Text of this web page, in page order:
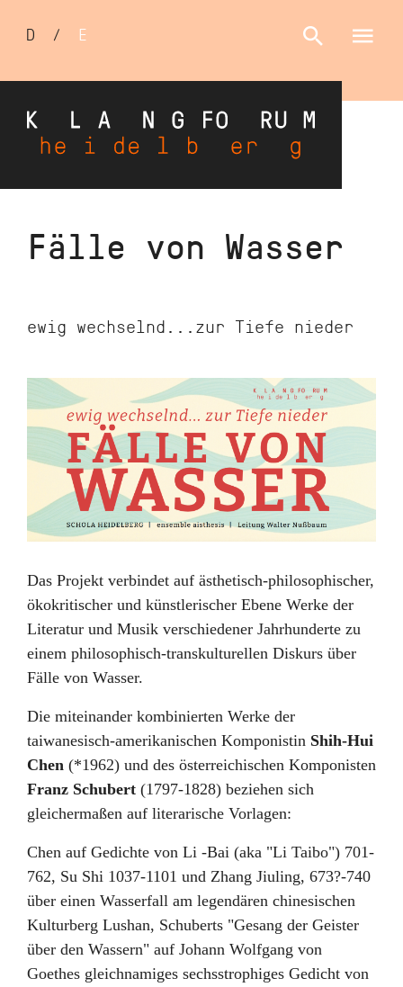
Direkt
Sprachumschalter
D / E
Fälle von Wasser
ewig wechselnd...zur Tiefe nieder
Das Projekt verbindet auf ästhetisch-philosophischer,
ökokritischer und künstlerischer Ebene Werke der
Literatur und Musik verschiedener Jahrhunderte zu
einem philosophisch-transkulturellen Diskurs über
Fälle von Wasser.
Die miteinander kombinierten Werke der
taiwanesisch-amerikanischen Komponistin Shih-Hui
Chen (*1962) und des österreichischen Komponisten
Franz Schubert (1797-1828) beziehen sich
gleichermaßen auf literarische Vorlagen:
Chen auf Gedichte von Li -Bai (aka "Li Taibo") 701-
762, Su Shi 1037-1101 und Zhang Jiuling, 673?-740
über einen Wasserfall am legendären chinesischen
Kulturberg Lushan, Schuberts "Gesang der Geister
über den Wassern" auf Johann Wolfgang von
Goethes gleichnamiges sechsstrophiges Gedicht von